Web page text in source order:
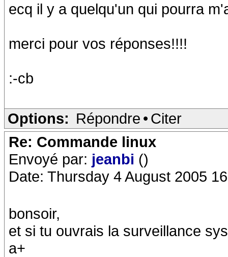
ecq il y a quelqu'un qui pourra
merci pour vos réponses!!!!
:-cb
Options: Répondre • Citer
Re: Commande linux
Envoyé par: jeanbi ()
Date: Thursday 4 August 2005
bonsoir,
et si tu ouvrais la surveillance
a+